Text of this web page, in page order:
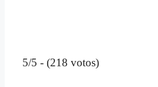
5/5 - (218 votos)